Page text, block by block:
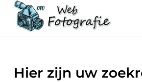
Hier zijn uw